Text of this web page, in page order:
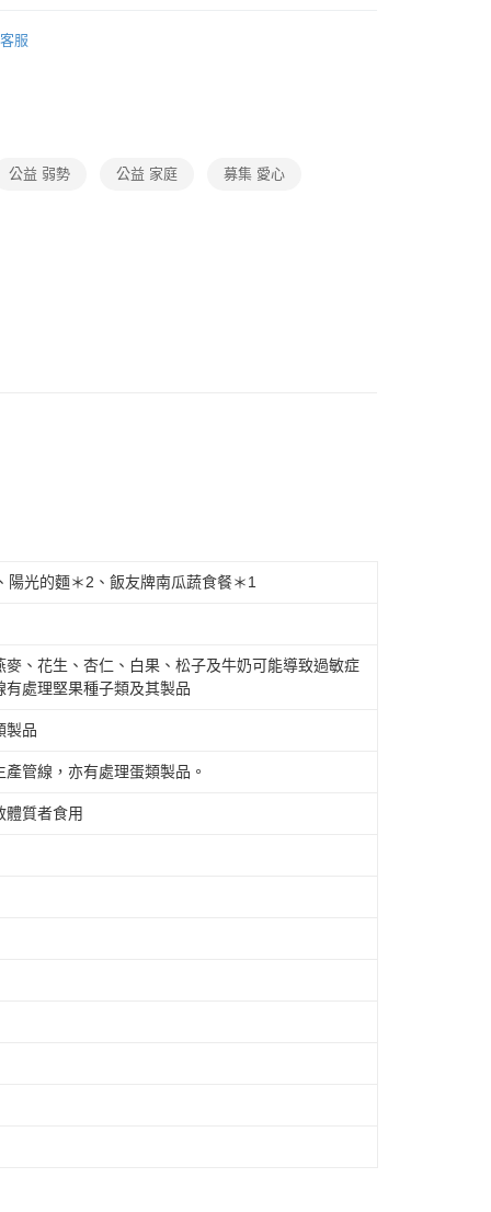
客服
公益 弱勢 公益 家庭 募集 愛心
光的麵＊2、飯友牌南瓜蔬食餐＊1
、花生、杏仁、白果、松子及牛奶可能導致過敏症
處理堅果種子類及其製品
製品
管線，亦有處理蛋類製品。
體質者食用